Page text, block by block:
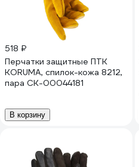
518 ₽
Перчатки защитные ПТК
KORUMA, спилок-кожа 8212,
пара СК-00044181
В корзину